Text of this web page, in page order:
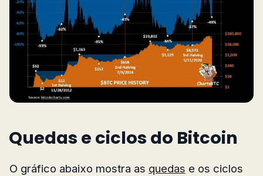
Quedas e ciclos do Bitcoin
O gráfico abaixo mostra as quedas e os ciclos